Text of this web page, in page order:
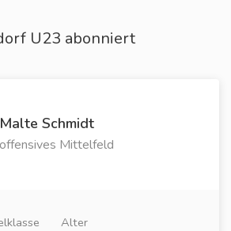
U23 abonniert
Malte Schmidt
offensives Mittelfeld
Alter